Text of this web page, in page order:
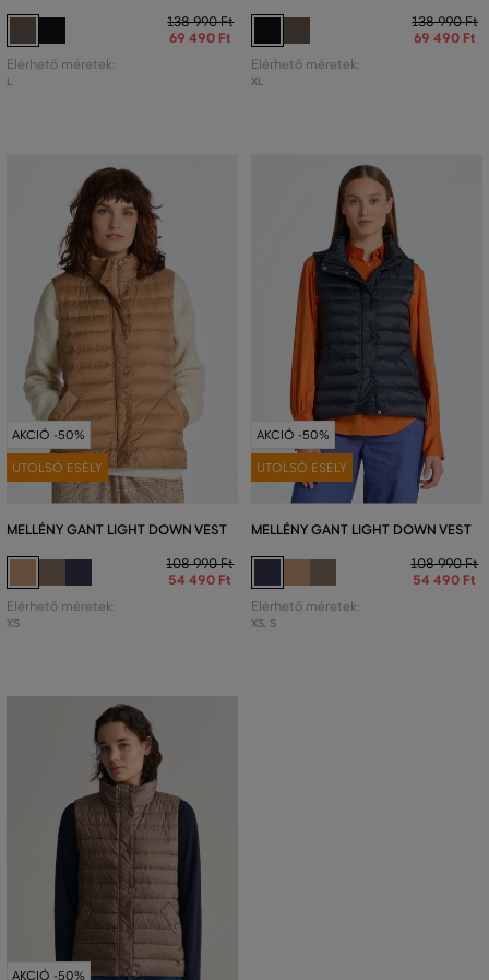
138 990 Ft
69 490 Ft
Elérhető méretek:
L
138 990 Ft
69 490 Ft
Elérhető méretek:
XL
AKCIÓ -50%
UTOLSÓ ESÉLY
MELLÉNY GANT LIGHT DOWN VEST
108 990 Ft
54 490 Ft
Elérhető méretek:
XS
AKCIÓ -50%
UTOLSÓ ESÉLY
MELLÉNY GANT LIGHT DOWN VEST
108 990 Ft
54 490 Ft
Elérhető méretek:
XS, S
AKCIÓ -50%